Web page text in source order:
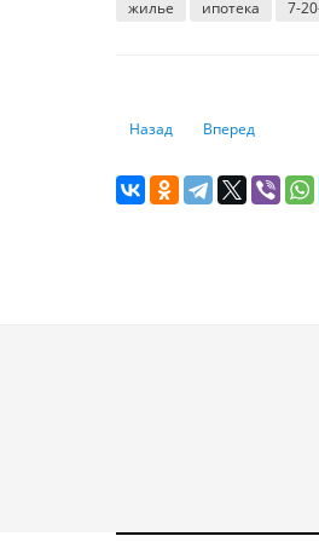
жилье ипотека 7-
Предыдущий: Протоколы
Назад Следующий: Чьи
Вперед